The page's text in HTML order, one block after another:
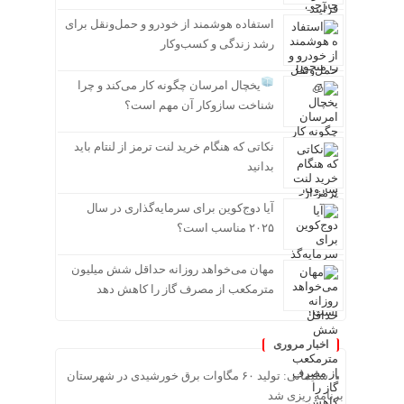
استفاده هوشمند از خودرو و حمل‌ونقل برای
رشد زندگی و کسب‌وکار
یخچال امرسان چگونه کار می‌کند و چرا
شناخت سازوکار آن مهم است؟
نکاتی که هنگام خرید لنت ترمز از لنتام باید
بدانید
آیا دوج‌کوین برای سرمایه‌گذاری در سال
۲۰۲۵ مناسب است؟
مهان می‌خواهد روزانه حداقل شش میلیون
مترمکعب از مصرف گاز را کاهش دهد
اخبار مروری
سلیمانی: تولید ۶۰ مگاوات برق خورشیدی در شهرستان
برنامه ریزی شد